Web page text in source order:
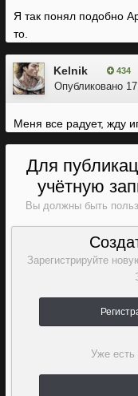
Я так понял подобно
то.
Kelnik 434
Опубликовано
Меня все радует, жду
Для
учётную
Вы должны быть
Зарегистрируйте
Уже есть